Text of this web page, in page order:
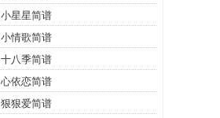
小星星简谱
小情歌简谱
十八季简谱
心依恋简谱
狠狠爱简谱